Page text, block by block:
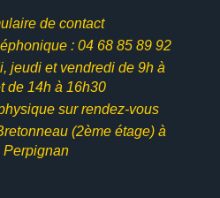
de contact
: 04 68 85 89 92
jeudi et vendredi de 9h à
de 14h à 16h30
sur rendez-vous
(2ème étage) à
Perpignan